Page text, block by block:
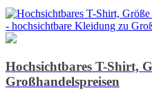
Hochsichtbares T-Shirt,
Großhandelspreisen